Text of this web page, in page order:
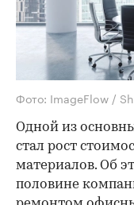
Фото: ImageFlow /
Одной из
стал рост
материалов. Об
половине